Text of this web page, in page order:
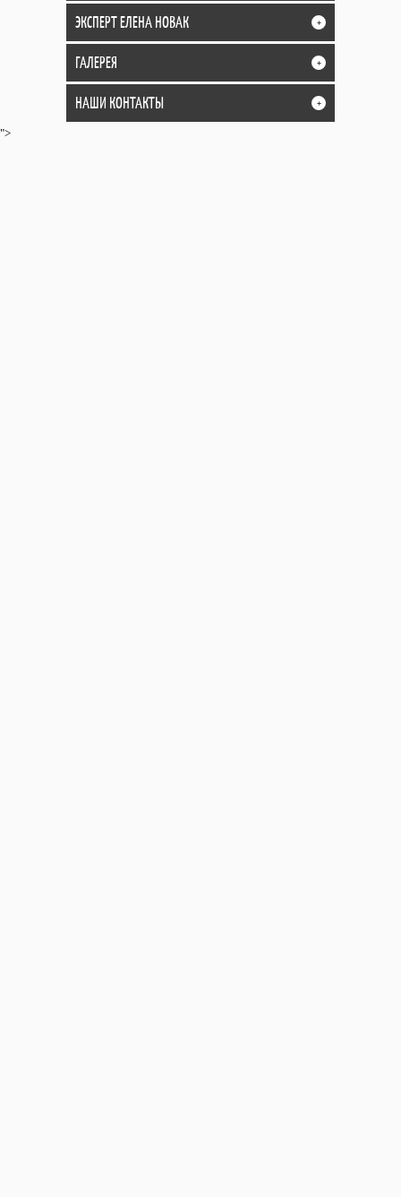
ЭКСПЕРТ ЕЛЕНА НОВАК +
ГАЛЕРЕЯ +
НАШИ КОНТАКТЫ +
">